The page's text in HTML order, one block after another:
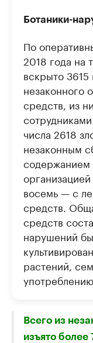
Ботаники-
По
2018 года на
вскрыто
незаконного
средств, из
числа 2618
незаконным
содержанием
восемь — с
средств.
средств
нарушений
растений,
Всего из
изъято